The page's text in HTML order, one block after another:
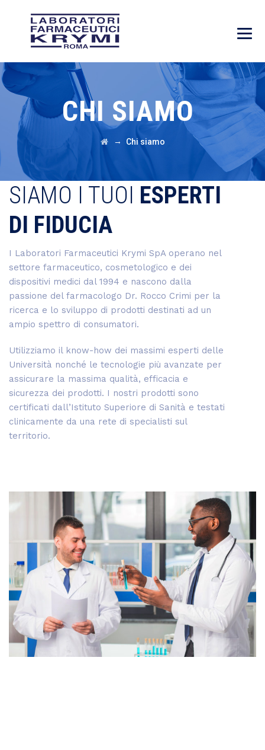
CHI SIAMO
→ Chi siamo
SIAMO I TUOI ESPERTI
DI FIDUCIA
I Laboratori Farmaceutici Krymi SpA operano nel
settore farmaceutico, cosmetologico e dei
dispositivi medici dal 1994 e nascono dalla
passione del farmacologo Dr. Rocco Crimi per la
ricerca e lo sviluppo di prodotti destinati ad un
ampio spettro di consumatori.
Utilizziamo il know-how dei massimi esperti delle
Università nonché le tecnologie più avanzate per
assicurare la massima qualità, efficacia e
sicurezza dei prodotti. I nostri prodotti sono
certificati dall’Istituto Superiore di Sanità e testati
clinicamente da una rete di specialisti sul
territorio.